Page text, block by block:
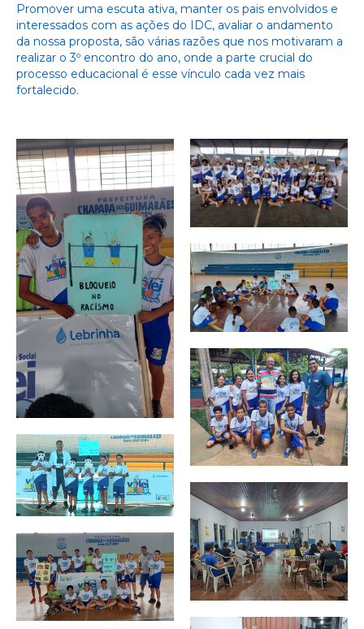
Promover uma escuta ativa, manter os pais envolvidos e
interessados com as ações do IDC, avaliar o andamento
da nossa proposta, são várias razões que nos motivaram a
realizar o 3º encontro do ano, onde a parte crucial do
processo educacional é esse vínculo cada vez mais
fortalecido.